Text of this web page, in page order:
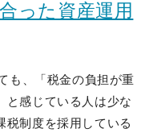
った資産運用
も、「税金の負担が重
と感じている人は少な
税制度を採用している